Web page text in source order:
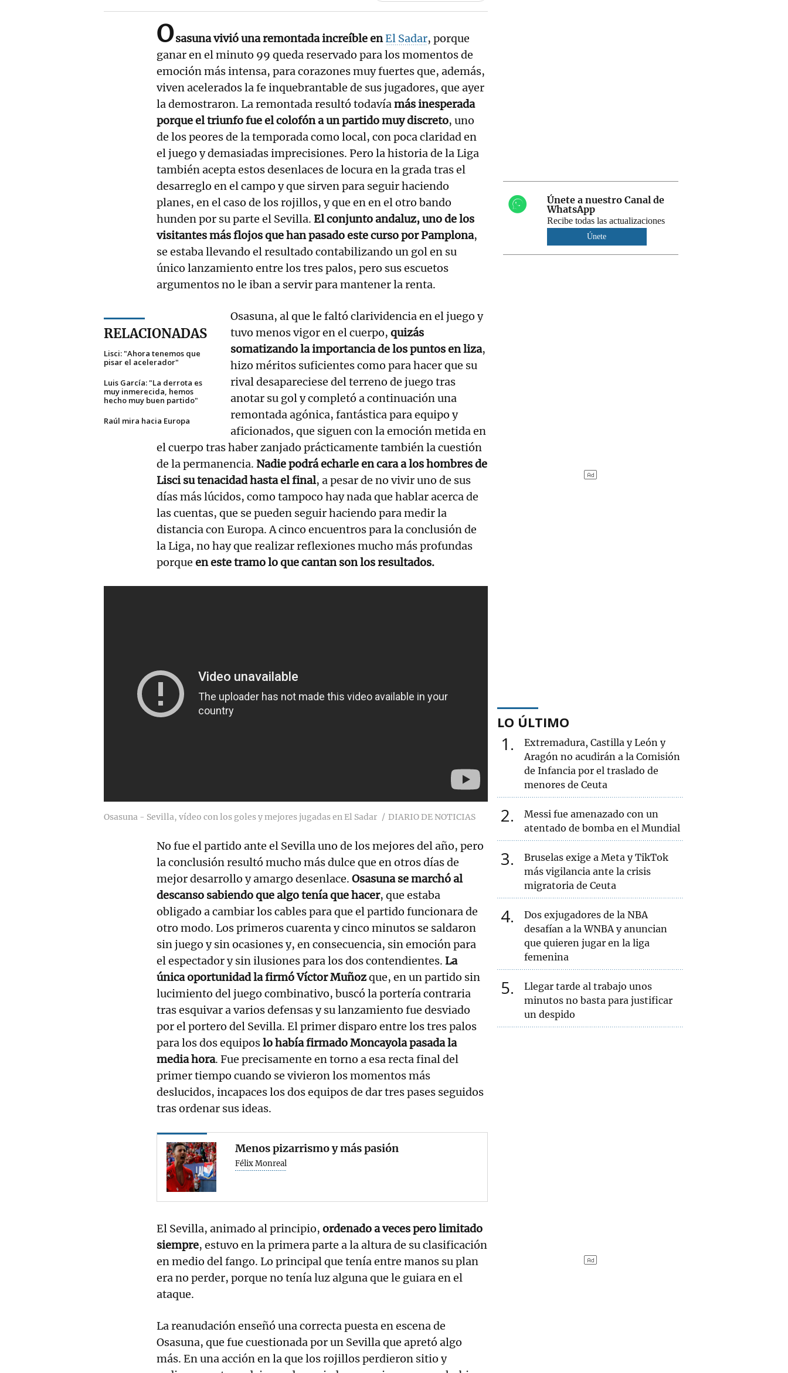
Osasuna vivió una remontada increíble enEl Sadar, porque
ganar en el minuto 99 queda reservado para los momentos de
emoción más intensa, para corazones muy fuertes que, además,
viven acelerados la fe inquebrantable de sus jugadores, que ayer
la demostraron. La remontada resultó todavíamás inesperada
porque el triunfo fue el colofón a un partido muy discreto, uno
de los peores de la temporada como local, con poca claridad en
el juego y demasiadas imprecisiones. Pero la historia de la Liga
también acepta estos desenlaces de locura en la grada tras el
desarreglo en el campo y que sirven para seguir haciendo
planes, en el caso de los rojillos, y que en en el otro bando
hunden por su parte el Sevilla. El conjunto andaluz, uno de los
visitantes más flojos que han pasado este curso por Pamplona,
se estaba llevando el resultado contabilizando un gol en su
único lanzamiento entre los tres palos, pero sus escuetos
argumentos no le iban a servir para mantener la renta.
RELACIONADAS
Lisci: "Ahora tenemos que
pisar el acelerador"
Luis García: "La derrota es
muy inmerecida, hemos
hecho muy buen partido"
Raúl mira hacia Europa
Osasuna, al que le faltó clarividencia en el juego y
tuvo menos vigor en el cuerpo,quizás
somatizando la importancia de los puntos en liza,
hizo méritos suficientes como para hacer que su
rival desapareciese del terreno de juego tras
anotar su gol y completó a continuación una
remontada agónica, fantástica para equipo y
aficionados, que siguen con la emoción metida en
el cuerpo tras haber zanjado prácticamente también la cuestión
de la permanencia. Nadie podrá echarle en cara a los hombres de
Lisci su tenacidad hasta el final, a pesar de no vivir uno de sus
días más lúcidos, como tampoco hay nada que hablar acerca de
las cuentas, que se pueden seguir haciendo para medir la
distancia con Europa. A cinco encuentros para la conclusión de
la Liga, no hay que realizar reflexiones mucho más profundas
porque en este tramo lo que cantan son los resultados.
Osasuna - Sevilla, vídeo con los goles y mejores jugadas en El Sadar DIARIO DE NOTICIAS
No fue el partido ante el Sevilla uno de los mejores del año, pero
la conclusión resultó mucho más dulce que en otros días de
mejor desarrollo y amargo desenlace. Osasuna se marchó al
descanso sabiendo que algo tenía que hacer, que estaba
obligado a cambiar los cables para que el partido funcionara de
otro modo. Los primeros cuarenta y cinco minutos se saldaron
sin juego y sin ocasiones y, en consecuencia, sin emoción para
el espectador y sin ilusiones para los dos contendientes. La
única oportunidad la firmó Víctor Muñozque, en un partido sin
lucimiento del juego combinativo, buscó la portería contraria
tras esquivar a varios defensas y su lanzamiento fue desviado
por el portero del Sevilla. El primer disparo entre los tres palos
para los dos equiposlo había firmado Moncayola pasada la
media hora. Fue precisamente en torno a esa recta final del
primer tiempo cuando se vivieron los momentos más
deslucidos, incapaces los dos equipos de dar tres pases seguidos
tras ordenar sus ideas.
Menos pizarrismo y más pasión
Félix Monreal
El Sevilla, animado al principio, ordenado a veces pero limitado
siempre, estuvo en la primera parte a la altura de su clasificación
en medio del fango. Lo principal que tenía entre manos su plan
era no perder, porque no tenía luz alguna que le guiara en el
ataque.
La reanudación enseñó una correcta puesta en escena de
Osasuna, que fue cuestionada por un Sevilla que apretó algo
más. En una acción en la que los rojillos perdieron sitio y
Únete a nuestro Canal de
WhatsApp
Recibe todas las actualizaciones
Únete
LO ÚLTIMO
1
Extremadura, Castilla y León y
Aragón no acudirán a la Comisión
de Infancia por el traslado de
menores de Ceuta
2
Messi fue amenazado con un
atentado de bomba en el Mundial
3
Bruselas exige a Meta y TikTok
más vigilancia ante la crisis
migratoria de Ceuta
4
Dos exjugadores de la NBA
desafían a la WNBA y anuncian
que quieren jugar en la liga
femenina
5
Llegar tarde al trabajo unos
minutos no basta para justificar
un despido